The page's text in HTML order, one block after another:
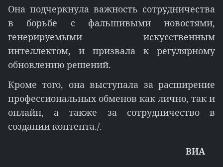
Она подчеркнула важность сотрудничества
в борьбе с фальшивыми новостями,
генерируемыми искусственным
интеллектом, и призвала к регулярному
обновлению решений.
Кроме того, она выступала за расширение
профессиональных обменов как лично, так и
онлайн, а также за сотрудничество в
создании контента./.
ВИА